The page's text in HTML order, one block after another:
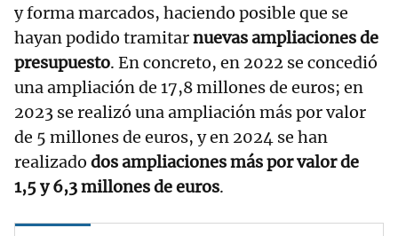
y forma marcados, haciendo posible que se
hayan podido tramitarnuevas ampliaciones de
presupuesto. En concreto, en 2022 se concedió
una ampliación de 17,8 millones de euros; en
2023 se realizó una ampliación más por valor
de 5 millones de euros, y en 2024 se han
realizado dos ampliaciones más por valor de
1,5 y 6,3 millones de euros.